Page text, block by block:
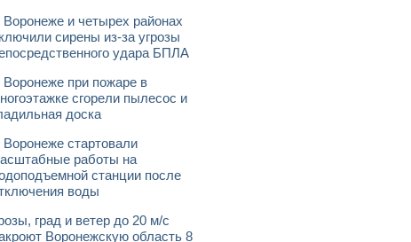
Воронеже и четырех районах
сирены из-за угрозы
удара БПЛА
Воронеже при пожаре в
сгорели пылесос и
доска
Воронеже стартовали
работы на
станции после
воды
град и ветер до 20 м/с
Воронежскую область 8